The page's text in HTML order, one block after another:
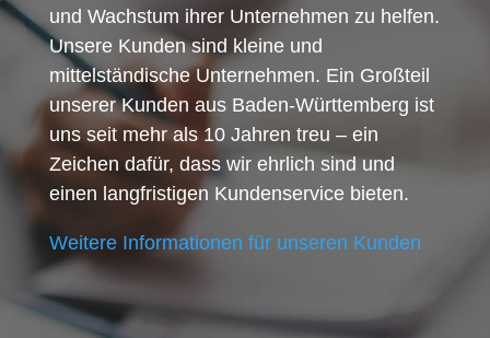
und Wachstum ihrer Unternehmen zu helfen.
Unsere Kunden sind kleine und
mittelständische Unternehmen. Ein Großteil
unserer Kunden aus Baden-Württemberg ist
uns seit mehr als 10 Jahren treu – ein
Zeichen dafür, dass wir ehrlich sind und
einen langfristigen Kundenservice bieten.
Weitere Informationen für unseren Kunden